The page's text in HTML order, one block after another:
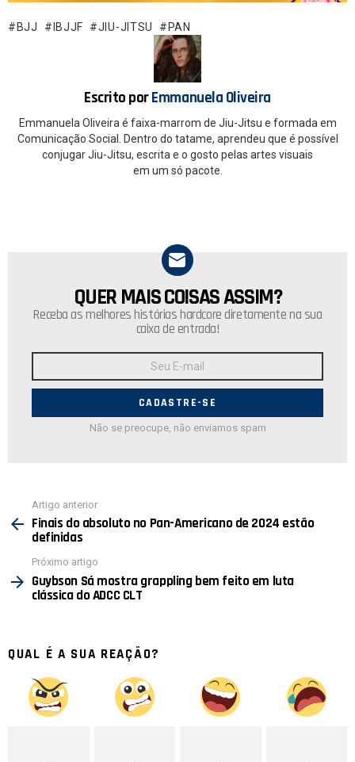
b
o
s
A
BJJ IBJJF JIU-JITSU PAN
Escrito porEmmanuela Oliveira
Emmanuela Oliveira é faixa-marrom de Jiu-Jitsu e formada em
Comunicação Social. Dentro do tatame, aprendeu que é possível
conjugar Jiu-Jitsu, escrita e o gosto pelas artes visuais
em um só pacote.
NEWSLETTER
QUER MAIS COISAS ASSIM?
Receba as melhores histórias hardcore diretamente na sua
caixa de entrada!
E-
Não se preocupe, não enviamos spam
mais
Artigo anterior
Finais do absoluto no Pan-Americano de 2024 estão
definidas
Próximo artigo
Guybson Sá mostra grappling bem feito em luta
clássica do ADCC CLT
QUAL É A SUA REAÇÃO?